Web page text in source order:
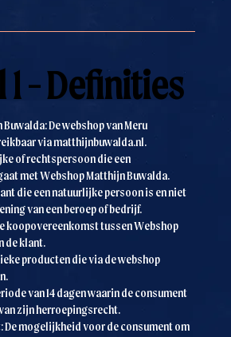
- Definities
De webshop van Meru
via matthijnbuwalda.nl.
of rechtspersoon die een
met Webshop Matthijn Buwalda.
die een natuurlijke persoon is en niet
van een beroep of bedrijf.
koopovereenkomst tussen Webshop
de klant.
producten die via de webshop
van 14 dagen waarin de consument
zijn herroepingsrecht.
De mogelijkheid voor de consument om